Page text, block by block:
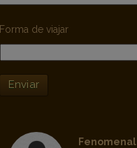
Forma de viajar
Enviar
Fenomenal